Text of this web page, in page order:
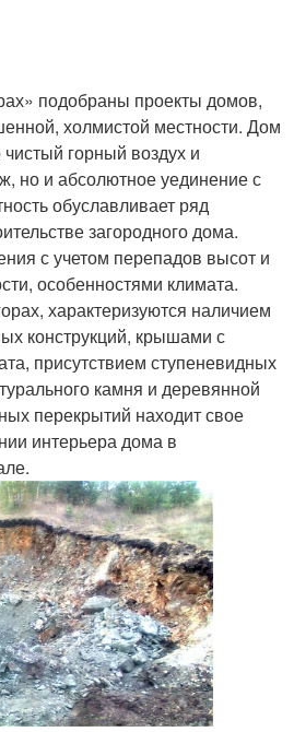
подобраны проекты домов,
холмистой местности. Дом
чистый горный воздух и
но и абсолютное уединение с
обуславливает ряд
загородного дома.
с учетом перепадов высот и
особенностями климата.
характеризуются наличием
конструкций, крышами с
присутствием ступеневидных
камня и деревянной
перекрытий находит свое
интерьера дома в